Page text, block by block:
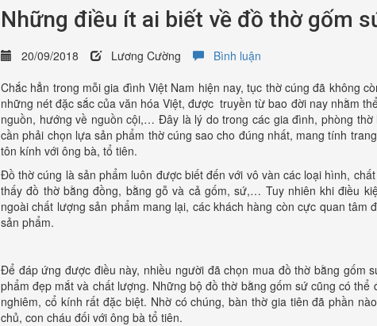
Những điều ít ai biết về đồ thờ gốm
20/09/2018 Lương Cường
Bình luận
Chắc hẳn trong mỗi gia đình Việt Nam hiện nay, tục thờ cúng đã không
những nét đặc sắc của văn hóa Việt, được truyền từ bao đời nay nhằm
nguồn, hướng về nguồn cội,… Đây là lý do trong các gia đình, phòng
cần phải chọn lựa sản phẩm thờ cúng sao cho đúng nhất, mang tính
tôn kính với ông bà, tổ tiên.
Đồ thờ cúng là sản phẩm luôn được biết đến với vô vàn các loại hình,
thấy đồ thờ bằng đồng, bằng gỗ và cả gốm, sứ,… Tuy nhiên khi điều
ngoài chất lượng sản phẩm mang lại, các khách hàng còn cực quan tâm
sản phẩm.
Để đáp ứng được điều này, nhiều người đã chọn mua đồ thờ bằng gốm
phẩm đẹp mắt và chất lượng. Những bộ đồ thờ bằng gốm sứ cũng có
nghiêm, cổ kính rất đặc biệt. Nhờ có chúng, bàn thờ gia tiên đã phần
chủ, con cháu đối với ông bà tổ tiên.